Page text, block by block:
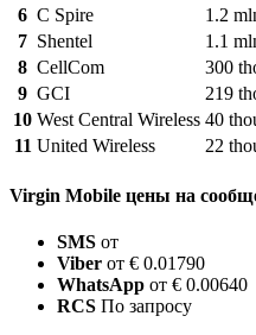
6 C Spire
1.2
7 Shentel
1.1
8 CellCom
300
9 GCI
219
10 West Central Wireless 40
11 United Wireless 22
Virgin Mobile цены на
SMS от
Viber от € 0.01790
WhatsApp от € 0.00640
RCS По запросу